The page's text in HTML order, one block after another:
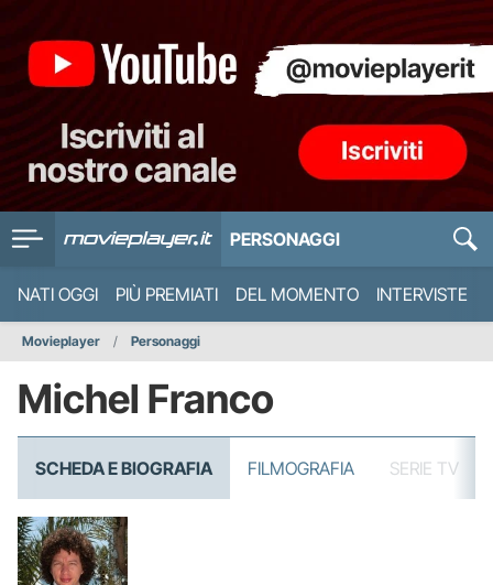
PERSONAGGI
NATI OGGI PIÙ PREMIATI DEL MOMENTO INTERVISTE
Movieplayer Personaggi
Michel Franco
SCHEDA E BIOGRAFIA FILMOGRAFIA SERIE TV